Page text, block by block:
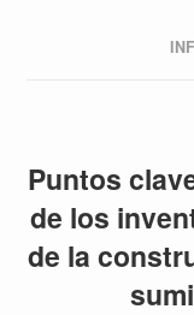
Puntos
de los
de la